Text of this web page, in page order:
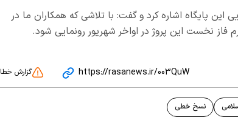
پایگاه اشاره کرد و گفت: با تلاشی که همکاران ما در
فاز نخست این پروژ در اواخر شهریور رونمایی شود.
https://rasanews.ir/003QuW گزارش خطا
نسخ خطی